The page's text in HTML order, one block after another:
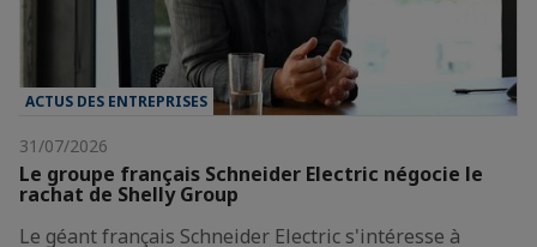
ACTUS DES ENTREPRISES
31/07/2026
Le groupe français Schneider Electric négocie le
rachat de Shelly Group
Le géant français Schneider Electric s'intéresse à